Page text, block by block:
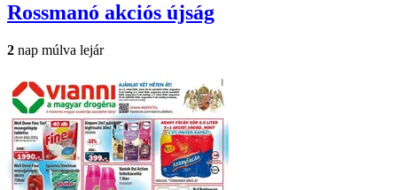
Rossmanó akciós újság
2 nap múlva lejár